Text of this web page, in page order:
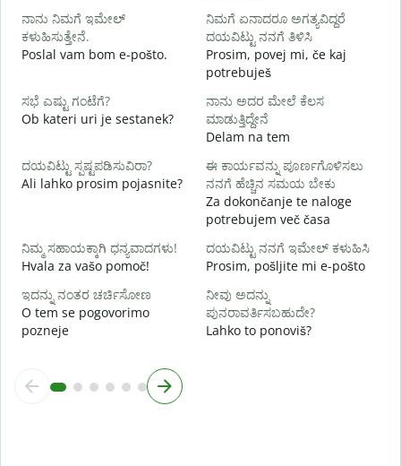
ನಾನು ನಿಮಗೆ ಇಮೇಲ್
ಕಳುಹಿಸುತ್ತೇನೆ.
Poslal vam bom e-pošto.
ನಿಮಗೆ ಏನಾದರೂ ಅಗತ್ಯವಿದ್ದರೆ
ದಯವಿಟ್ಟು ನನಗೆ ತಿಳಿಸಿ
Prosim, povej mi, če kaj
potrebuješ
ಸಭೆ ಎಷ್ಟು ಗಂಟೆಗೆ?
Ob kateri uri je sestanek?
ನಾನು ಅದರ ಮೇಲೆ ಕೆಲಸ
ಮಾಡುತ್ತಿದ್ದೇನೆ
Delam na tem
ದಯವಿಟ್ಟು ಸ್ಪಷ್ಟಪಡಿಸುವಿರಾ?
Ali lahko prosim pojasnite?
ಈ ಕಾರ್ಯವನ್ನು ಪೂರ್ಣಗೊಳಿಸಲು
ನನಗೆ ಹೆಚ್ಚಿನ ಸಮಯ ಬೇಕು
Za dokončanje te naloge
potrebujem več časa
ನಿಮ್ಮ ಸಹಾಯಕ್ಕಾಗಿ ಧನ್ಯವಾದಗಳು!
Hvala za vašo pomoč!
ದಯವಿಟ್ಟು ನನಗೆ ಇಮೇಲ್ ಕಳುಹಿಸಿ
Prosim, pošljite mi e-pošto
ಇದನ್ನು ನಂತರ ಚರ್ಚಿಸೋಣ
O tem se pogovorimo
pozneje
ನೀವು ಅದನ್ನು
ಪುನರಾವರ್ತಿಸಬಹುದೇ?
Lahko to ponoviš?